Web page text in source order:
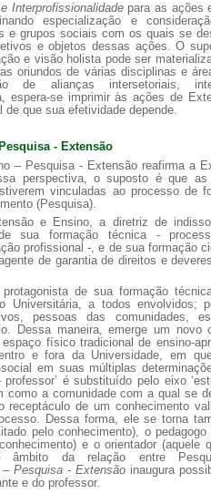
Interprofissionalidadepara as ações
especialização e
e grupos sociais com os quais se
e objetos dessas ações. O
e visão holista pode ser
oriundos de várias disciplinas e
de alianças intersetoriais,
espera-se imprimir às ações de
que sua efetividade depende.
- Extensão
– Pesquisa - Extensão reafirma a
perspectiva, o suposto é que
vinculadas ao processo de
(Pesquisa).
e Ensino, a diretriz de
sua formação técnica -
profissional -, e de sua formação
de garantia de direitos e
de sua formação
Universitária, a todos envolvidos;
pessoas das comunidades,
Dessa maneira, emerge um novo
físico tradicional de ensino-
e fora da Universidade, em
em suas múltiplas
professor’ é substituído pelo eixo
como a comunidade com a qual se
receptáculo de um conhecimento
Dessa forma, ele se torna
pelo conhecimento), o pedagogo
e o orientador (aquele
âmbito da relação entre
Pesquisa - Extensão inaugura
e do professor.